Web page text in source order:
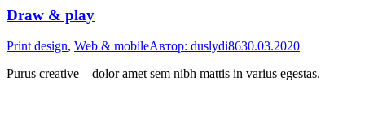
Draw & play
Print design, Web & mobileАвтор: duslydi8630.03.2020
Purus creative – dolor amet sem nibh mattis in varius egestas.